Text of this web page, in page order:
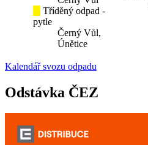
Tříděný odpad -
pytle
Černý Vůl,
Únětice
Kalendář svozu odpadu
Odstávka ČEZ